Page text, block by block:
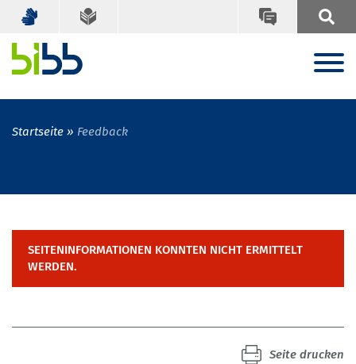
Startseite Feedback
SEITENINFORMATIONEN KONNTEN NICHT ERMITTELT
WERDEN.
Seite drucken